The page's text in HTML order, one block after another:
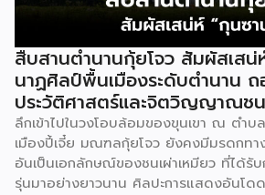
สืบสานตำนานกุ้ยโจว สัมผัสเสน่
นาฏศิลป์พื้นเมืองระดับตำนาน
ประวัติศาสตร์และจิตวิญญาณชน
ลึกเข้าไปในวงโอบล้อมของขุนเขา ณ ตำบ
เมืองปี้เจี๋ย มณฑลกุ้ยโจว ยังคงมีมรดกทา
อันเป็นเอกลักษณ์ของชนเผ่าเหมียว ที่ได้รั
รุ่นมาอย่างยาวนาน ศิลปะการแสดงอันโด